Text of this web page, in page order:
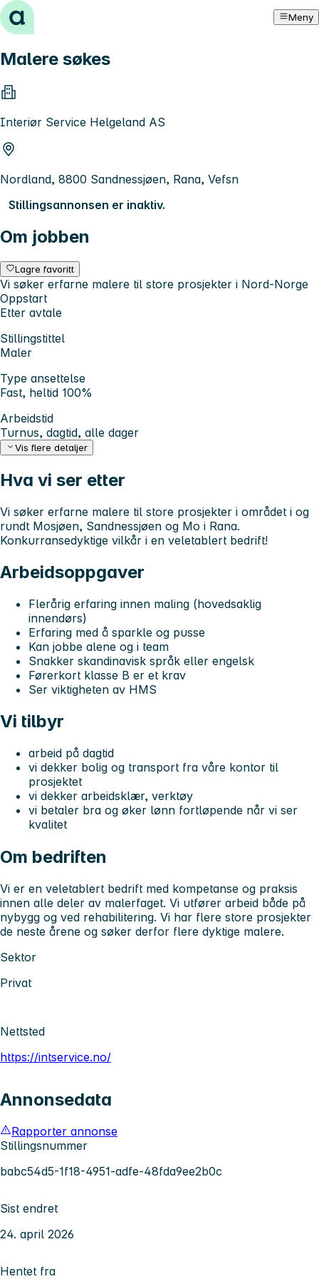
Hopp til innhold Meny
Malere søkes
Interiør Service Helgeland AS
Nordland, 8800 Sandnessjøen, Rana, Vefsn
Stillingsannonsen er inaktiv.
Om jobben
Lagre favoritt
Vi søker erfarne malere til store prosjekter i Nord-Norge
Oppstart
Etter avtale
Stillingstittel
Maler
Type ansettelse
Fast, heltid 100%
Arbeidstid
Turnus, dagtid, alle dager
Vis flere detaljer
Hva vi ser etter
Vi søker erfarne malere til store prosjekter i området i og
rundt Mosjøen, Sandnessjøen og Mo i Rana.
Konkurransedyktige vilkår i en veletablert bedrift!
Arbeidsoppgaver
Flerårig erfaring innen maling (hovedsaklig
innendørs)
Erfaring med å sparkle og pusse
Kan jobbe alene og i team
Snakker skandinavisk språk eller engelsk
Førerkort klasse B er et krav
Ser viktigheten av HMS
Vi tilbyr
arbeid på dagtid
vi dekker bolig og transport fra våre kontor til
prosjektet
vi dekker arbeidsklær, verktøy
vi betaler bra og øker lønn fortløpende når vi ser
kvalitet
Om bedriften
Vi er en veletablert bedrift med kompetanse og praksis
innen alle deler av malerfaget. Vi utfører arbeid både på
nybygg og ved rehabilitering. Vi har flere store prosjekter
de neste årene og søker derfor flere dyktige malere.
Sektor
Privat
Nettsted
https://intservice.no/
Annonsedata
Rapporter annonse
Stillingsnummer
babc54d5-1f18-4951-adfe-48fda9ee2b0c
Sist endret
24. april 2026
Hentet fra